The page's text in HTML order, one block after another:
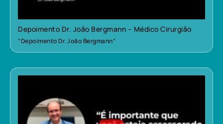
Depoimento Dr. João Bergmann – Médico Cirurgião
“Depoimento Dr. João Bergmann”